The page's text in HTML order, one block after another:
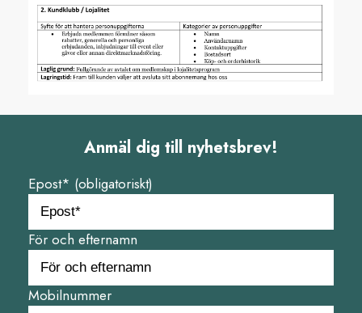
Anmäl dig till nyhetsbrev!
Epost* (obligatoriskt)
För och efternamn
Mobilnummer